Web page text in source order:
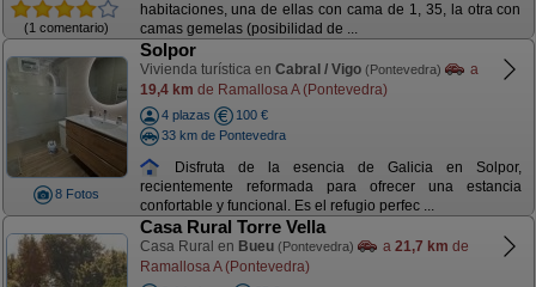
(1 comentario)
habitaciones, una de ellas con cama de 1, 35, la otra con
camas gemelas (posibilidad de ...
8 Fotos
Solpor
Vivienda turística en Cabral / Vigo (Pontevedra)
a
19,4 km de Ramallosa A (Pontevedra)
4 plazas
100 €
33 km de Pontevedra
Disfruta de la esencia de Galicia en Solpor,
recientemente reformada para ofrecer una estancia
confortable y funcional. Es el refugio perfec ...
Casa Rural Torre Vella
Casa Rural en Bueu (Pontevedra) a 21,7 km de
Ramallosa A (Pontevedra)